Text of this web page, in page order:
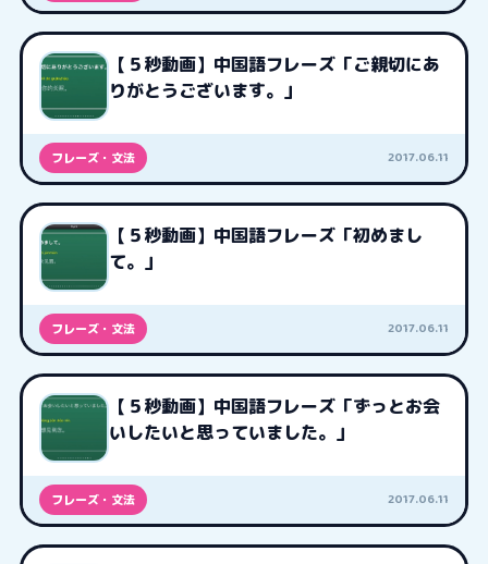
【５秒動画】中国語フレーズ「ご親切にあ
りがとうございます。」
フレーズ・文法 2017.06.11
【５秒動画】中国語フレーズ「初めまし
て。」
フレーズ・文法 2017.06.11
【５秒動画】中国語フレーズ「ずっとお会
いしたいと思っていました。」
フレーズ・文法 2017.06.11